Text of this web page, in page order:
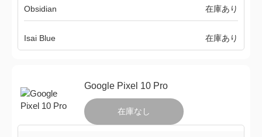
Obsidian 在庫あり
Isai Blue 在庫あり
Google Pixel 10 Pro
在庫なし